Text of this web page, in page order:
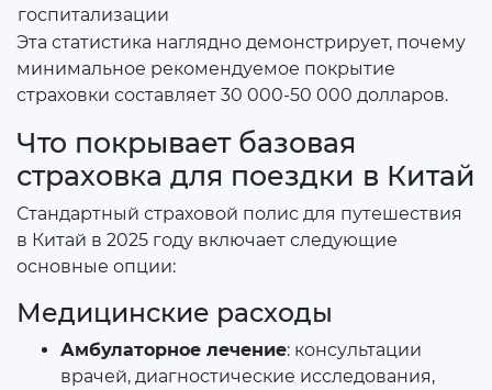
госпитализации
Эта статистика наглядно демонстрирует, почему
минимальное рекомендуемое покрытие
страховки составляет 30 000-50 000 долларов.
Что покрывает базовая
страховка для поездки в Китай
Стандартный страховой полис для путешествия
в Китай в 2025 году включает следующие
основные опции:
Медицинские расходы
Амбулаторное лечение: консультации
врачей, диагностические исследования,